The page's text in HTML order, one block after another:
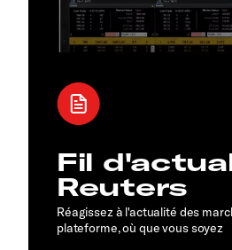
Fil
Reuters
Réagissez à l'actualité des
plateforme, où que vous soyez